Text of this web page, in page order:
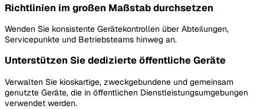
Richtlinien im großen Maßstab durchsetzen
Wenden Sie konsistente Gerätekontrollen über Abteilungen,
Servicepunkte und Betriebsteams hinweg an.
Unterstützen Sie dedizierte öffentliche Geräte
Verwalten Sie kioskartige, zweckgebundene und gemeinsam
genutzte Geräte, die in öffentlichen Dienstleistungsumgebungen
verwendet werden.